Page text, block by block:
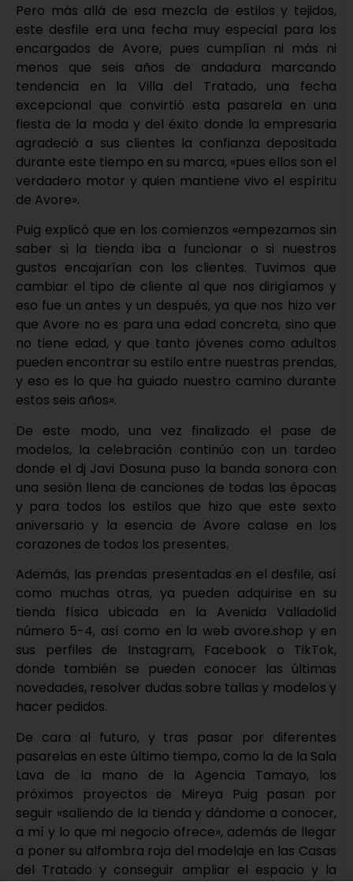
Pero más allá de esa mezcla de estilos y tejidos,
este desfile era una fecha muy especial para los
encargados de Avore, pues cumplían ni más ni
menos que seis años de andadura marcando
tendencia en la Villa del Tratado, una fecha
excepcional que convirtió esta pasarela en una
fiesta de la moda y del éxito donde la empresaria
agradeció a sus clientes la confianza depositada
durante este tiempo en su marca, «pues ellos son el
verdadero motor y quien mantiene vivo el espíritu
de Avore».
Puig explicó que en los comienzos «empezamos sin
saber si la tienda iba a funcionar o si nuestros
gustos encajarían con los clientes. Tuvimos que
cambiar el tipo de cliente al que nos dirigíamos y
eso fue un antes y un después, ya que nos hizo ver
que Avore no es para una edad concreta, sino que
no tiene edad, y que tanto jóvenes como adultos
pueden encontrar su estilo entre nuestras prendas,
y eso es lo que ha guiado nuestro camino durante
estos seis años».
De este modo, una vez finalizado el pase de
modelos, la celebración continúo con un tardeo
donde el dj Javi Dosuna puso la banda sonora con
una sesión llena de canciones de todas las épocas
y para todos los estilos que hizo que este sexto
aniversario y la esencia de Avore calase en los
corazones de todos los presentes.
Además, las prendas presentadas en el desfile, así
como muchas otras, ya pueden adquirise en su
tienda física ubicada en la Avenida Valladolid
número 5-4, así como en la web avore.shop y en
sus perfiles de Instagram, Facebook o TikTok,
donde también se pueden conocer las últimas
novedades, resolver dudas sobre tallas y modelos y
hacer pedidos.
De cara al futuro, y tras pasar por diferentes
pasarelas en este último tiempo, como la de la Sala
Lava de la mano de la Agencia Tamayo, los
próximos proyectos de Mireya Puig pasan por
seguir «saliendo de la tienda y dándome a conocer,
a mí y lo que mi negocio ofrece», además de llegar
a poner su alfombra roja del modelaje en las Casas
del Tratado y conseguir ampliar el espacio y la